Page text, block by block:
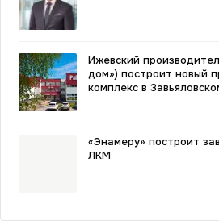
Ижевский
дом») построит новый
комплекс в
«Энамеру» построит
ЛКМ